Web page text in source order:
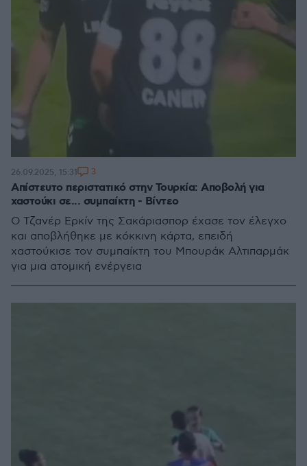
Απίστευτο περιστατικό στην Τουρκία: Αποβολή για
χαστούκι σε... συμπαίκτη - Βίντεο
Ο Τζανέρ Ερκίν της Σακάριασπορ έχασε τον έλεγχο
και αποβλήθηκε με κόκκινη κάρτα, επειδή
χαστούκισε τον συμπαίκτη του Μπουράκ Αλτιπαρμάκ
για μια ατομική ενέργεια
26.09.2025, 15:31 3